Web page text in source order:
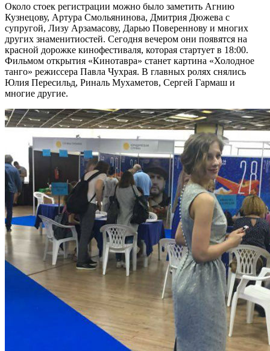
Около стоек регистрации можно было заметить Агнию
Кузнецову, Артура Смольянинова, Дмитрия Дюжева с
супругой, Лизу Арзамасову, Дарью Повереннову и многих
других знаменитиостей. Сегодня вечером они появятся на
красной дорожке кинофестиваля, которая стартует в 18:00.
Фильмом открытия «Кинотавра» станет картина «Холодное
танго» режиссера Павла Чухрая. В главных ролях снялись
Юлия Пересильд, Риналь Мухаметов, Сергей Гармаш и
многие другие.